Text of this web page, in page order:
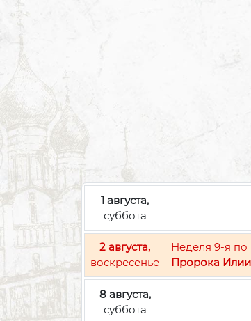
1 августа,
суббота
2 августа,
воскресенье
Неделя 9-я по
Пророка Илии
8 августа,
суббота